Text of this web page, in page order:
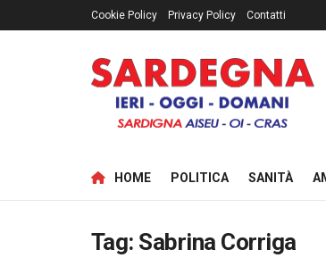
Cookie Policy Privacy Policy Contatti
HOME POLITICA SANITÀ
Tag: Sabrina Corriga